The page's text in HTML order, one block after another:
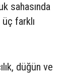
sahasında
farklı
düğün ve